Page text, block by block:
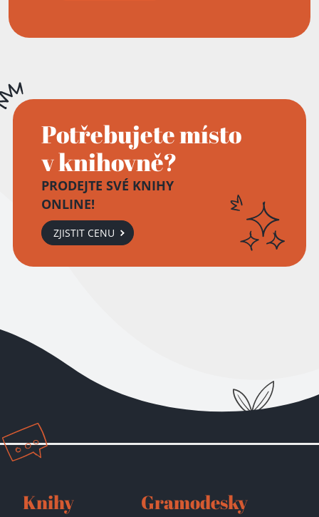
Potřebujete místo
v knihovně?
PRODEJTE SVÉ KNIHY
ONLINE!
ZJISTIT CENU
Knihy Gramodesky